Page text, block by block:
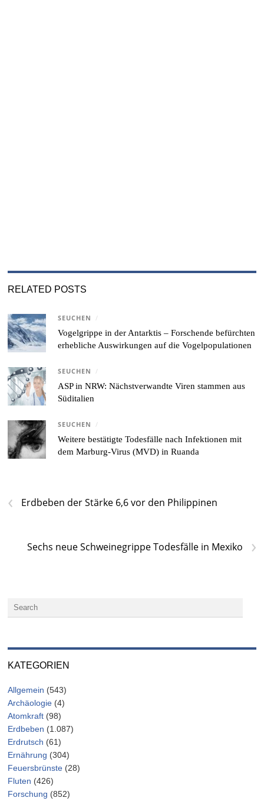
RELATED POSTS
SEUCHEN /
Vogelgrippe in der Antarktis – Forschende befürchten
erhebliche Auswirkungen auf die Vogelpopulationen
SEUCHEN /
ASP in NRW: Nächstverwandte Viren stammen aus
Süditalien
SEUCHEN /
Weitere bestätigte Todesfälle nach Infektionen mit
dem Marburg-Virus (MVD) in Ruanda
‹ Erdbeben der Stärke 6,6 vor den Philippinen
›
Sechs neue Schweinegrippe Todesfälle in Mexiko
KATEGORIEN
Allgemein (543)
Archäologie (4)
Atomkraft (98)
Erdbeben (1.087)
Erdrutsch (61)
Ernährung (304)
Feuersbrünste (28)
Fluten (426)
Forschung (852)